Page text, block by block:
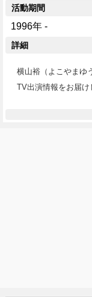
活動期間
1996年 -
詳細
横山裕（よこやまゆ
TV出演情報をお届け